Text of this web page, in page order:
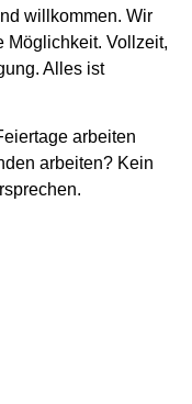
willkommen. Wir
Möglichkeit. Vollzeit,
Alles ist
arbeiten
arbeiten? Kein